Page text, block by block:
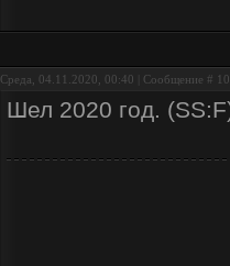
Среда, 04.11.2020, 00:40 | Сообщение #
Шел 2020 год.